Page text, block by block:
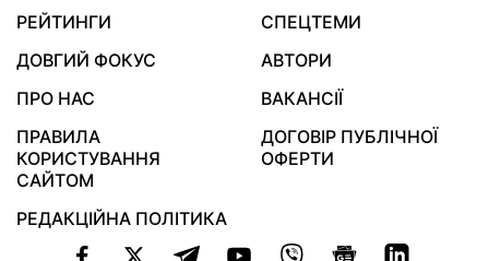
РЕЙТИНГИ
СПЕЦТЕМИ
ДОВГИЙ ФОКУС
АВТОРИ
ПРО НАС
ВАКАНСІЇ
ПРАВИЛА
КОРИСТУВАННЯ
САЙТОМ
ДОГОВІР ПУБЛІЧНОЇ
ОФЕРТИ
РЕДАКЦІЙНА ПОЛІТИКА